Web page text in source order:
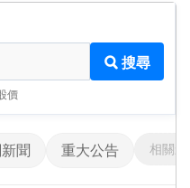
搜尋
價
聞 重大公告 相關影